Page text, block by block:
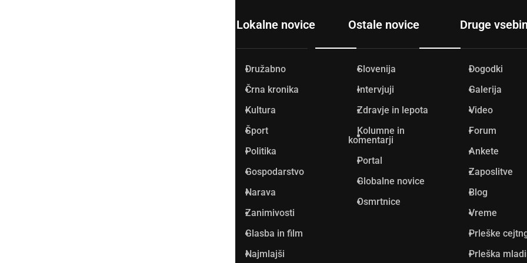
Lokalne novice
Družabno
Črna kronika
Kultura
Šport
Politika
Gospodarstvo
Narava
Zanimivosti
Glasba in film
Najmlajši
Ostale novice
Slovenija
Intervjuji
Zdravje in lepota
Kolumne in
komentarji
Portal
Globalne novice
Osmrtnice
Druge
Dogodki
Galerija
Video
Forum
Ankete
Zaposlitve
Blog
Vreme
Prleške
Prleška